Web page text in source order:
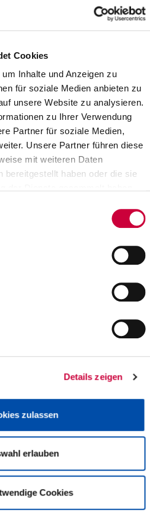
Cookies
Inhalte und Anzeigen zu
für soziale Medien anbieten zu
unsere Website zu analysieren.
zu Ihrer Verwendung
Partner für soziale Medien,
Unsere Partner führen diese
mit weiteren Daten
bereitgestellt haben oder die sie
Details zeigen
zulassen
erlauben
Cookies
17:00 Uhr. Alle weiteren
rm.de